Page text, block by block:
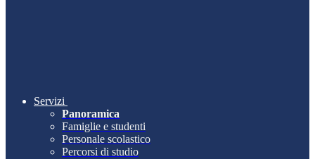
Servizi
Panoramica
Famiglie e studenti
Personale scolastico
Percorsi di studio